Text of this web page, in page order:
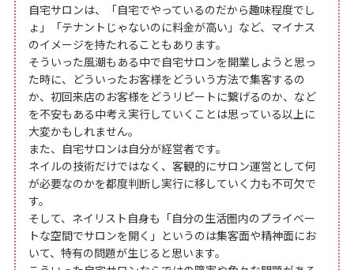
自宅サロンは、「自宅でやっているのだから趣味程度でし
ょ」「テナントじゃないのに料金が高い」など、マイナス
のイメージを持たれることもあります。
そういった風潮もある中で自宅サロンを開業しようと思っ
た時に、どういったお客様をどういう方法で集客するの
か、初回来店のお客様をどうリピートに繋げるのか、など
を不安もある中考え実行していくことは思っている以上に
大変かもしれません。
また、自宅サロンは自分が経営者です。
ネイルの技術だけではなく、客観的にサロン運営として何
が必要なのかを都度判断し実行に移していく力も不可欠で
す。
そして、ネイリスト自身も「自分の生活圏内のプライベー
トな空間でサロンを開く」というのは集客面や精神面にお
いて、特有の問題が生じると思います。